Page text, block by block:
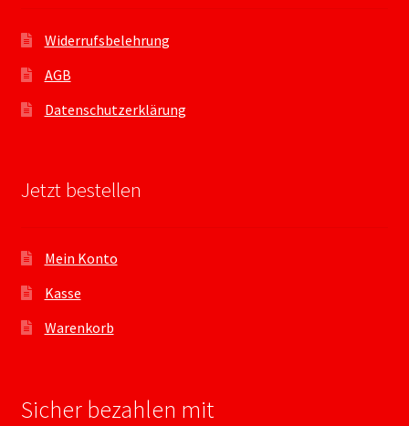
Widerrufsbelehrung
AGB
Datenschutzerklärung
Jetzt bestellen
Mein Konto
Kasse
Warenkorb
Sicher bezahlen mit